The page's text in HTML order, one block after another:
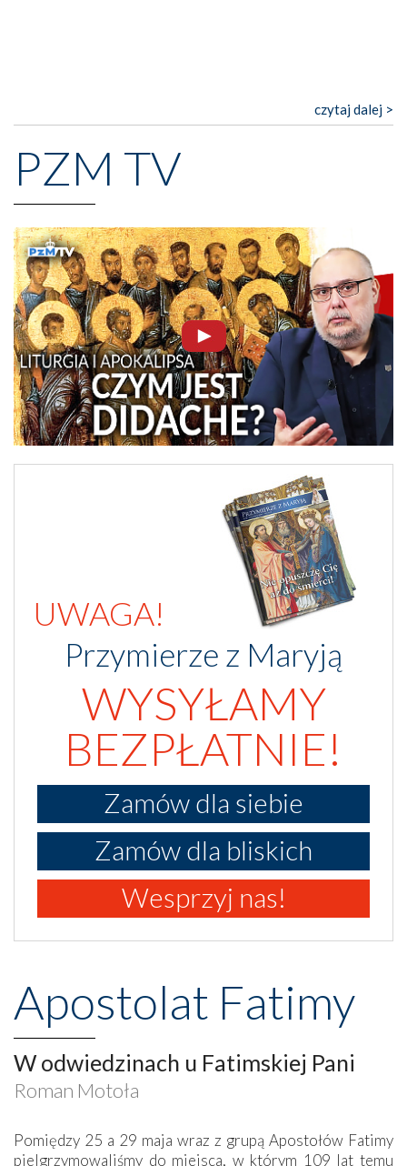
czytaj dalej >
PZM TV
UWAGA!
Przymierze z Maryją
WYSYŁAMY
BEZPŁATNIE!
Zamów dla siebie
Zamów dla bliskich
Wesprzyj nas!
Apostolat Fatimy
W odwiedzinach u Fatimskiej Pani
Roman Motoła
Pomiędzy 25 a 29 maja wraz z grupą Apostołów Fatimy
pielgrzymowaliśmy do miejsca, w którym 109 lat temu